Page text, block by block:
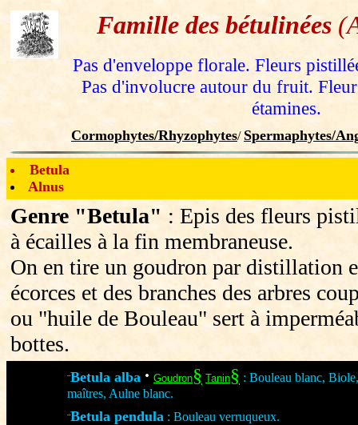
Famille des bétulinées
Pas d'enveloppe florale. Fleurs
Pas d'involucre autour du fruit.
étamines.
Cormophytes/Rhyzophytes/ Spermaphytes/
Betula
Alnus
Genre "Betula" : Epis des fleurs
à écailles à la fin membraneuse.
On en tire un goudron par distillation
écorces et des branches des arbres
ou "huile de Bouleau" sert à
bottes.
¨Betula alba · Goudron§ Tanin§ : Bouleau blanc,
maîtres, Aulne blanc.
¨Betula pendula : Bouleau verruqueux.